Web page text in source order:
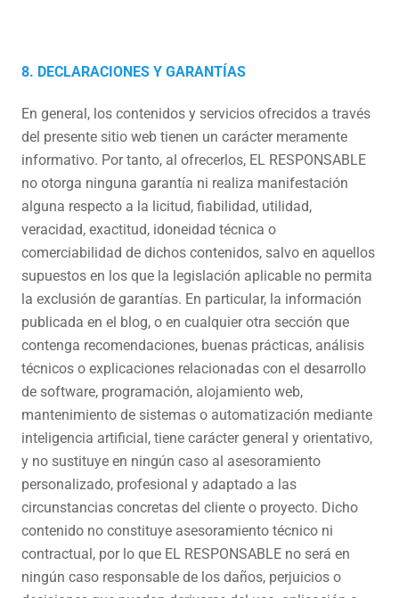
8. DECLARACIONES Y GARANTÍAS
En general, los contenidos y servicios ofrecidos a través
del presente sitio web tienen un carácter meramente
informativo. Por tanto, al ofrecerlos, EL RESPONSABLE
no otorga ninguna garantía ni realiza manifestación
alguna respecto a la licitud, fiabilidad, utilidad,
veracidad, exactitud, idoneidad técnica o
comerciabilidad de dichos contenidos, salvo en aquellos
supuestos en los que la legislación aplicable no permita
la exclusión de garantías. En particular, la información
publicada en el blog, o en cualquier otra sección que
contenga recomendaciones, buenas prácticas, análisis
técnicos o explicaciones relacionadas con el desarrollo
de software, programación, alojamiento web,
mantenimiento de sistemas o automatización mediante
inteligencia artificial, tiene carácter general y orientativo,
y no sustituye en ningún caso al asesoramiento
personalizado, profesional y adaptado a las
circunstancias concretas del cliente o proyecto. Dicho
contenido no constituye asesoramiento técnico ni
contractual, por lo que EL RESPONSABLE no será en
ningún caso responsable de los daños, perjuicios o